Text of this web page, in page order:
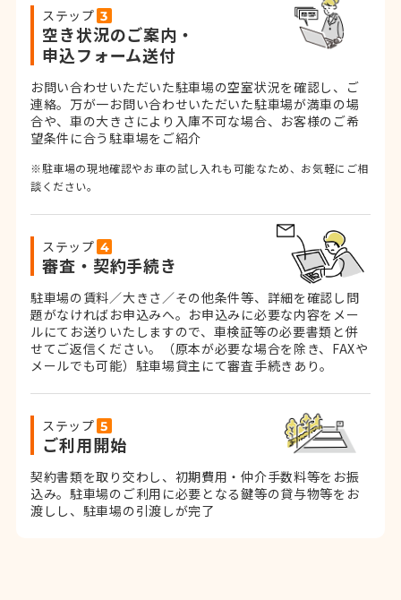
ステップ
空き状況のご案内・
申込フォーム送付
お問い合わせいただいた駐車場の空室状況を確認し、ご
連絡。 万が一お問い合わせいただいた駐車場が満車の場
合や、車の大きさにより入庫不可な場合、お客様のご希
望条件に合う駐車場をご紹介
※駐車場の現地確認やお車の試し入れも可能なため、お気軽にご相
談ください。
ステップ
審査・契約手続き
駐車場の賃料／大きさ／その他条件等、詳細を確認し問
題がなければお申込みへ。お申込みに必要な内容をメー
ルにてお送りいたしますので、車検証等の必要書類と併
せてご返信ください。
（原本が必要な場合を除き、FAXや
メールでも可能） 駐車場貸主にて審査手続きあり。
ステップ
ご利用開始
契約書類を取り交わし、初期費用・仲介手数料等をお振
込み。駐車場のご利用に必要となる鍵等の貸与物等をお
渡しし、駐車場の引渡しが完了